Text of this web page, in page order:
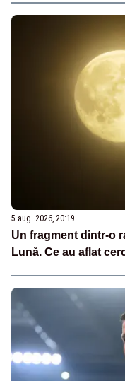
5 aug. 2026, 20:19
Un fragment dintr-o
Lună. Ce au aflat